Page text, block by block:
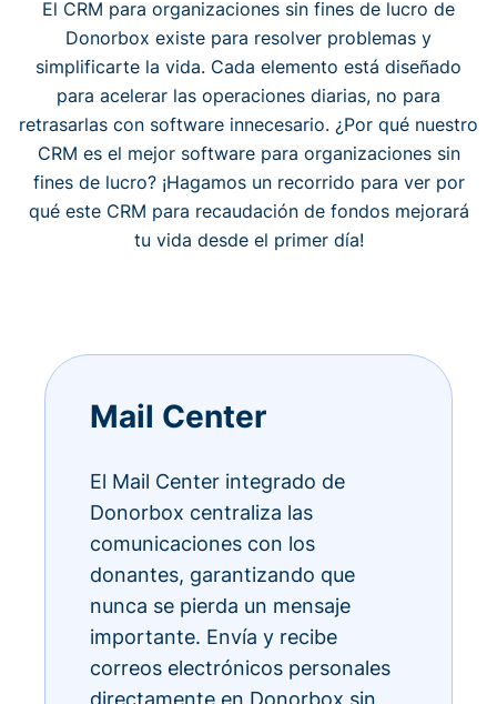
El CRM para organizaciones sin fines de lucro de
Donorbox existe para resolver problemas y
simplificarte la vida. Cada elemento está diseñado
para acelerar las operaciones diarias, no para
retrasarlas con software innecesario. ¿Por qué nuestro
CRM es el mejor software para organizaciones sin
fines de lucro? ¡Hagamos un recorrido para ver por
qué este CRM para recaudación de fondos mejorará
tu vida desde el primer día!
Mail Center
El Mail Center integrado de
Donorbox centraliza las
comunicaciones con los
donantes, garantizando que
nunca se pierda un mensaje
importante. Envía y recibe
correos electrónicos personales
directamente en Donorbox sin